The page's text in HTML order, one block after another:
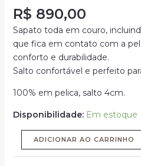
R$ 890,00
Sapato toda em couro,
que fica em contato com a
conforto e durabilidade.
Salto confortável e perfeito
100% em pelica, salto 4cm.
Disponibilidade: Em estoque
ADICIONAR AO CARRINHO